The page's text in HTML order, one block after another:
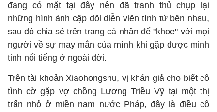
đang có mặt tại đây nên đã tranh thủ chụp lại
những hình ảnh cặp đôi diễn viên tình tứ bên nhau,
sau đó chia sẻ trên trang cá nhân để "khoe" với mọi
người về sự may mắn của mình khi gặp được minh
tinh nổi tiếng ở ngoài đời.
Trên tài khoản Xiaohongshu, vị khán giả cho biết cô
tình cờ gặp vợ chồng Lương Triều Vỹ tại một thị
trấn nhỏ ở miền nam nước Pháp, đây là điều cô